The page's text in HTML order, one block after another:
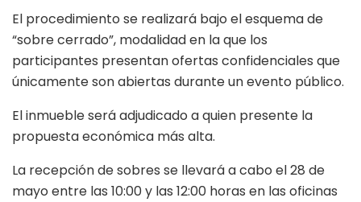
El procedimiento se realizará bajo el esquema de
“sobre cerrado”, modalidad en la que los
participantes presentan ofertas confidenciales que
únicamente son abiertas durante un evento público.
El inmueble será adjudicado a quien presente la
propuesta económica más alta.
La recepción de sobres se llevará a cabo el 28 de
mayo entre las 10:00 y las 12:00 horas en las oficinas